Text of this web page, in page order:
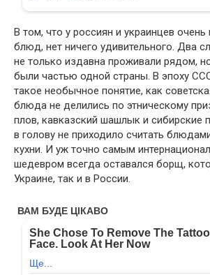
В том, что у россиян и украинцев
блюд, нет ничего удивительного. Два
не только издавна проживали рядом,
были частью одной страны. В эпоху
такое необычное понятие, как
блюда не делились по этническому
плов, кавказский шашлык и сибирские
в голову не приходило считать
кухни. И уж точно самым
шедевром всегда оставался борщ,
Украине, так и в России.